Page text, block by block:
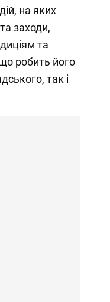
на яких
заходи,
та
робить його
так і